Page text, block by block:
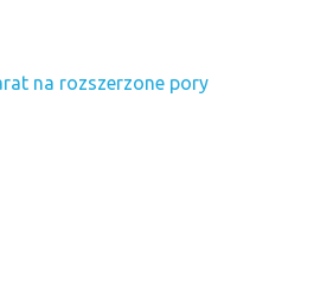
na rozszerzone pory